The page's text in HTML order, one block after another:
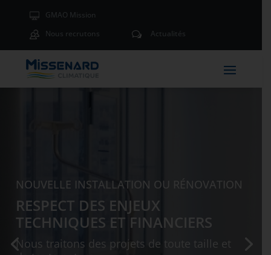
GMAO Mission
w Actualités
Nous recrutons
NOUVELLE INSTALLATION OU RÉNOVATION
RESPECT DES ENJEUX
TECHNIQUES ET FINANCIERS
Nous traitons des projets de toute taille et